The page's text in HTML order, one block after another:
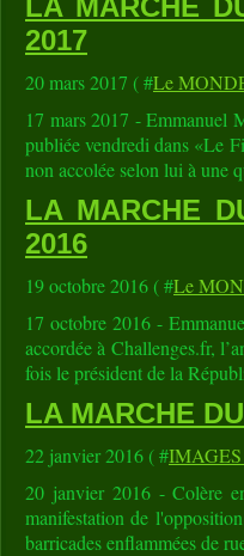
LA MARCHE
2017
20 mars 2017 ( #Le
17 mars 2017 - Emmanuel
publiée vendredi dans «Le
non accolée selon lui à une
LA MARCHE
2016
19 octobre 2016 ( #Le
17 octobre 2016 -
accordée à Challenges.fr,
fois le président de la
LA MARCHE
22 janvier 2016 ( #
20 janvier 2016 - Colère
manifestation de
barricades enflammées de